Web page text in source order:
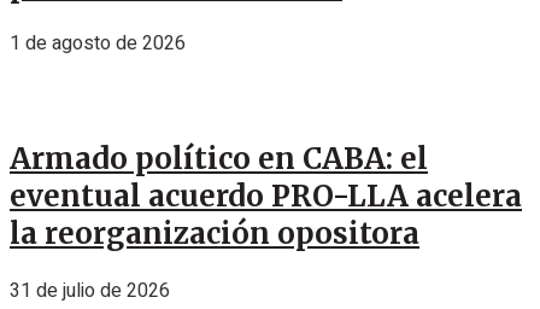
1 de agosto de 2026
Armado político en CABA: el
eventual acuerdo PRO-LLA acelera
la reorganización opositora
31 de julio de 2026